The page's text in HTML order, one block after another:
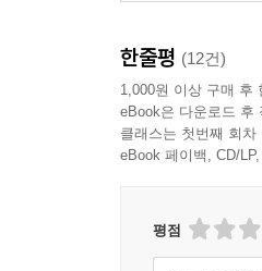
한줄평 (12건)
1,000원 이상 구매 후
eBook은 다운로드 후
클래스는 첫번째 회
eBook 페이백, CD/
평점